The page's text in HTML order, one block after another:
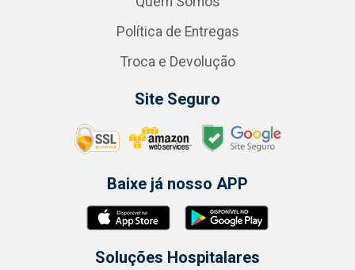
Política de Entregas
Troca e Devolução
Site Seguro
Baixe já nosso APP
Soluções Hospitalares